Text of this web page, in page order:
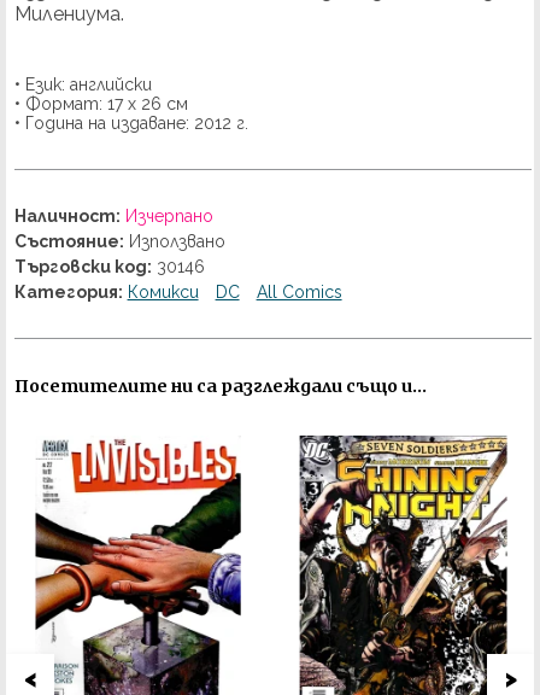
Милениума.
• Език: английски
• Формат: 17 х 26 см
• Година на издаване: 2012 г.
Наличност: Изчерпано
Състояние: Използвано
Търговски код: 30146
Категория: Комикси DC All Comics
Посетителите ни са разглеждали също и...
< >